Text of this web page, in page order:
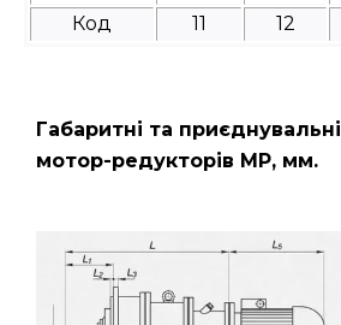
Код
11 12
Габаритні та
мотор-редукторів МР, мм.